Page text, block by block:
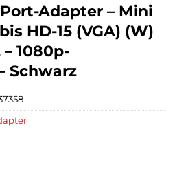
Adapter – Mini
HD-15 (VGA) (W)
1080p-
Schwarz